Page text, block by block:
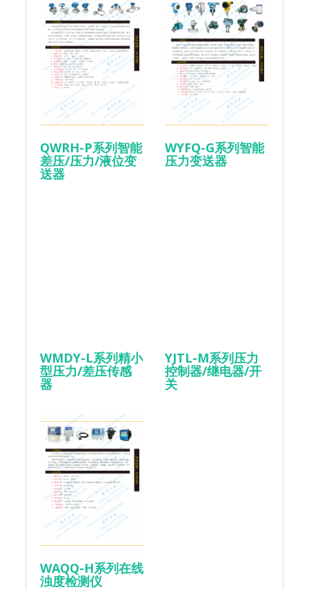
QWRH-P系列智能
差压/压力/液位变
送器
WYFQ-G系列智能
压力变送器
WMDY-L系列精小
型压力/差压传感
器
YJTL-M系列压力
控制器/继电器/开
关
WAQQ-H系列在线
浊度检测仪